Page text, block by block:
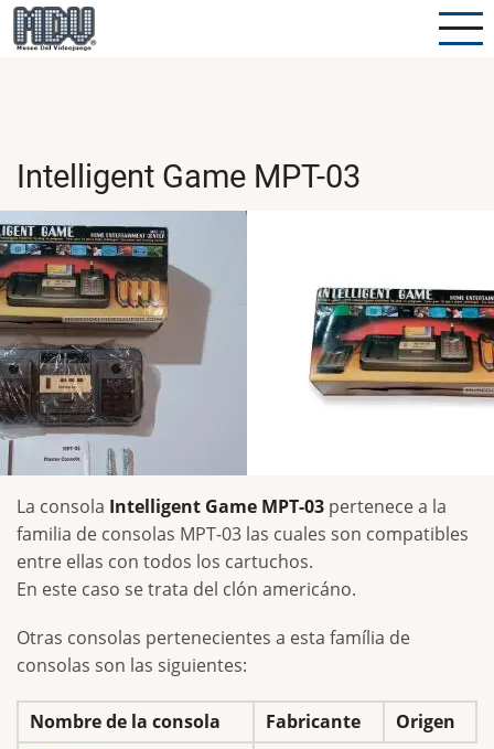
Pasar
al
Intelligent Game MPT-03
La consola Intelligent Game MPT-03 pertenece a la
familia de consolas MPT-03 las cuales son compatibles
entre ellas con todos los cartuchos.
En este caso se trata del clón americáno.
Otras consolas pertenecientes a esta família de
consolas son las siguientes:
Nombre de la consola Fabricante
Origen